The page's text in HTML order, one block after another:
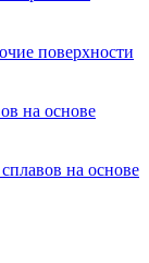
поверхности
на основе
на основе